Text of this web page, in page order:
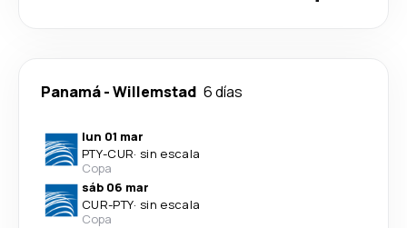
Panamá-Willemstad 6 días
lun 01 mar
PTY-CUR· sin escala
Copa
sáb 06 mar
CUR-PTY· sin escala
Copa